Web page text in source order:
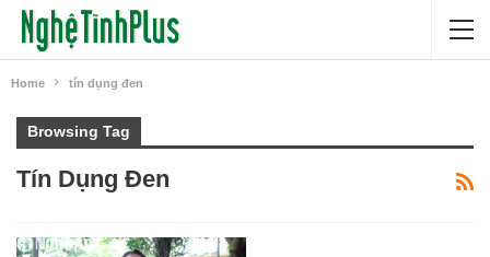
Home tín dụng đen
Browsing Tag
Tín Dụng Đen